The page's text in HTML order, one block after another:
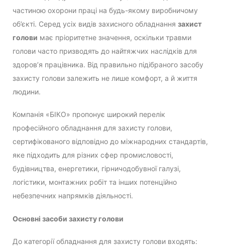
частиною охорони праці на будь-якому виробничому
об’єкті. Серед усіх видів захисного обладнання захист
голови має пріоритетне значення, оскільки травми
голови часто призводять до найтяжчих наслідків для
здоров’я працівника. Від правильно підібраного засобу
захисту голови залежить не лише комфорт, а й життя
людини.
Компанія «БІКО» пропонує широкий перелік
професійного обладнання для захисту голови,
сертифікованого відповідно до міжнародних стандартів,
яке підходить для різних сфер промисловості,
будівництва, енергетики, гірничодобувної галузі,
логістики, монтажних робіт та інших потенційно
небезпечних напрямків діяльності.
Основні засоби захисту голови
До категорії обладнання для захисту голови входять: